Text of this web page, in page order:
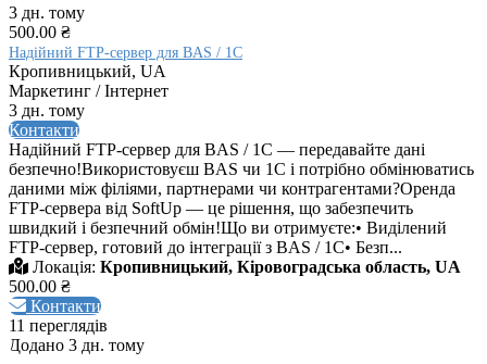
3 дн. тому
500.00 ₴
Надійний FTP-сервер для BAS / 1C
Кропивницький, UA
Маркетинг / Інтернет
3 дн. тому
Контакти
Надійний FTP-сервер для BAS / 1C — передавайте дані
безпечно!Використовуєш BAS чи 1С і потрібно обмінюватись
даними між філіями, партнерами чи контрагентами?Оренда
FTP-сервера від SoftUp — це рішення, що забезпечить
швидкий і безпечний обмін!Що ви отримуєте:• Виділений
FTP-сервер, готовий до інтеграції з BAS / 1C• Безп...
Локація: Кропивницький, Кіровоградська область, UA
500.00 ₴
Контакти
11 переглядів
Додано 3 дн. тому